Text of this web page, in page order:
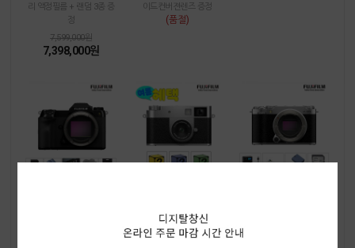
리 액정필름 + 랜덤 3종 증
7,599,000원
7,398,000원
이드컨버젼렌즈 증정
(품절)
랜덤기프트 3종 증정
899,000원